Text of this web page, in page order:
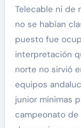
Telecable ni de
no se habían
puesto fue
interpretación
norte no sirvió
equipos
junior mínimas
campeonato de